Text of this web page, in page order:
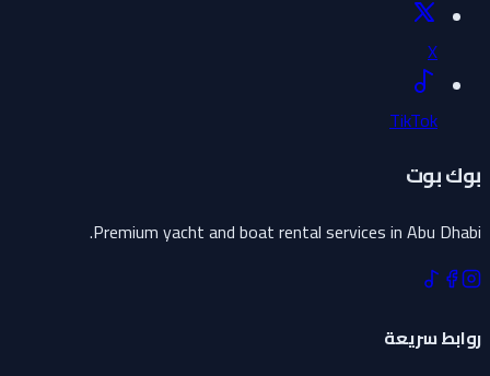
X
TikTok
بوك بوت
Premium yacht and boat rental services in Abu Dhabi.
روابط سريعة